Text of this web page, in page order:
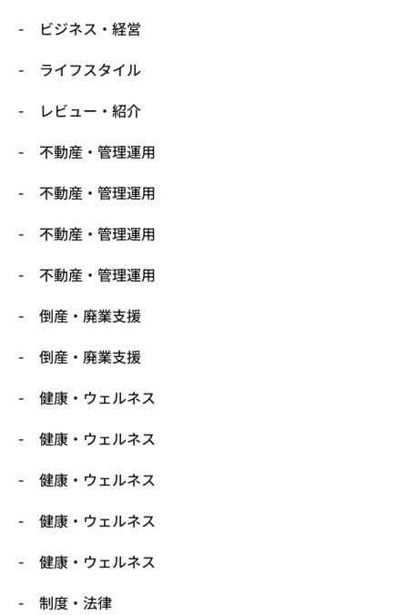
ビジネス・経営
ライフスタイル
レビュー・紹介
不動産・管理運用
不動産・管理運用
不動産・管理運用
不動産・管理運用
倒産・廃業支援
倒産・廃業支援
健康・ウェルネス
健康・ウェルネス
健康・ウェルネス
健康・ウェルネス
健康・ウェルネス
制度・法律